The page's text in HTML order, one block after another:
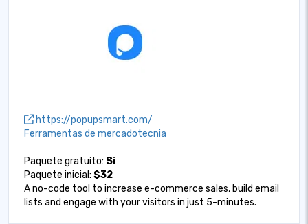
https://popupsmart.com/
Ferramentas de mercadotecnia
Paquete gratuíto: Si
Paquete inicial: $32
A no-code tool to increase e-commerce sales, build email
lists and engage with your visitors in just 5-minutes.